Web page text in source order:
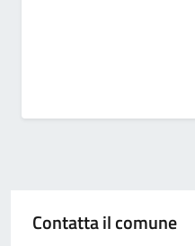
Contatta il comune